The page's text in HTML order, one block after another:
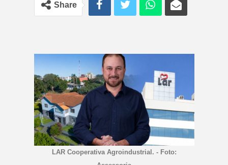
Share
LAR Cooperativa Agroindustrial. - Foto: